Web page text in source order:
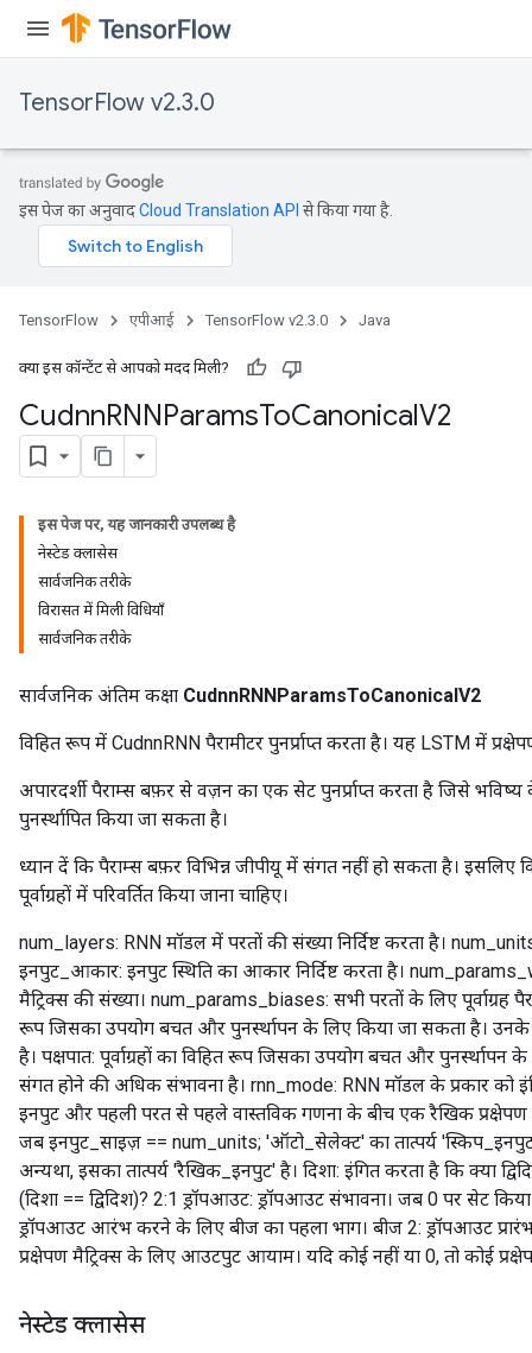
TensorFlow v2.3.0
इस पेज का अनुवादCloud Translation API से किया गया है.
TensorFlow एपीआई TensorFlow v2.3.0 Java
क्या इस कॉन्टेंट से आपको मदद मिली?
CudnnRNNParamsToCanonicalV2
इस पेज पर, यह जानकारी उपलब्ध है
नेस्टेड क्लासेस
सार्वजनिक तरीके
विरासत में मिली विधियाँ
सार्वजनिक तरीके
सार्वजनिक अंतिम कक्षा CudnnRNNParamsToCanonicalV2
विहित रूप में CudnnRNN पैरामीटर पुनर्प्राप्त करता है। यह LSTM में
अपारदर्शी पैराम्स बफ़र से वज़न का एक सेट पुनर्प्राप्त करता है जिसे
पुनर्स्थापित किया जा सकता है।
ध्यान दें कि पैराम्स बफ़र विभिन्न जीपीयू में संगत नहीं हो सकता है।
पूर्वाग्रहों में परिवर्तित किया जाना चाहिए।
num_layers: RNN मॉडल में परतों की संख्या निर्दिष्ट करता है।
इनपुट_आकार: इनपुट स्थिति का आकार निर्दिष्ट करता है।
मैट्रिक्स की संख्या। num_params_biases: सभी परतों के लिए पूर्वाग्रह
रूप जिसका उपयोग बचत और पुनर्स्थापन के लिए किया जा सकता है। उनके
है। पक्षपात: पूर्वाग्रहों का विहित रूप जिसका उपयोग बचत और पुनर्स्थापन
संगत होने की अधिक संभावना है। rnn_mode: RNN मॉडल के प्रकार को
इनपुट और पहली परत से पहले वास्तविक गणना के बीच एक रैखिक
जब इनपुट_साइज़ == num_units; 'ऑटो_सेलेक्ट' का तात्पर्य
अन्यथा, इसका तात्पर्य 'रैखिक_इनपुट' है। दिशा: इंगित करता है कि क्या
(दिशा == द्विदिश)? 2:1 ड्रॉपआउट: ड्रॉपआउट संभावना। जब 0 पर सेट
ड्रॉपआउट आरंभ करने के लिए बीज का पहला भाग। बीज 2: ड्रॉपआउट
प्रक्षेपण मैट्रिक्स के लिए आउटपुट आयाम। यदि कोई नहीं या 0, तो कोई
नेस्टेड क्लासेस